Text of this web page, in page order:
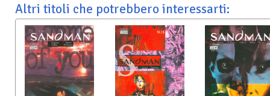
Altri titoli che potrebbero interessarti: